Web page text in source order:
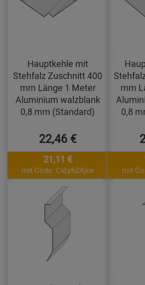
Hauptkehle mit
Stehfalz Zuschnitt 400
mm Länge 1 Meter
Aluminium walzblank
0,8 mm (Standard)
22,46 €
21,11 €
mit Code: CxLyh2Ajne
mm
0,8
mit